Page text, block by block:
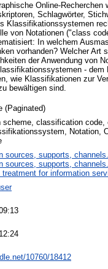
Online-
Schlagwörter,
Klassifikationssystemen
von Notationen ("class
In welchem
vorhanden? Welcher
der Anwendung von
- dem
wie Klassifikationen zur
bewältigen sind.
(Paginated)
scheme, classification
Notation,
sources, supports, channels.
sources, supports, channels.
treatment for information
10760/18412